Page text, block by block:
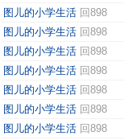
图儿的小学生活 回898
图儿的小学生活 回898
图儿的小学生活 回898
图儿的小学生活 回898
图儿的小学生活 回898
图儿的小学生活 回898
图儿的小学生活 回898